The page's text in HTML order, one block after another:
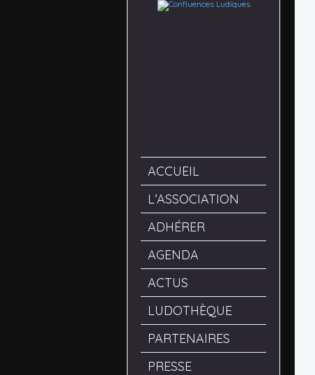
ACCUEIL
L’ASSOCIATION
ADHÉRER
AGENDA
ACTUS
LUDOTHÈQUE
PARTENAIRES
PRESSE